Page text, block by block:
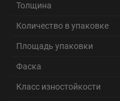
Толщина
Количество в упаковке
Площадь упаковки
Фаска
Класс изностойкости